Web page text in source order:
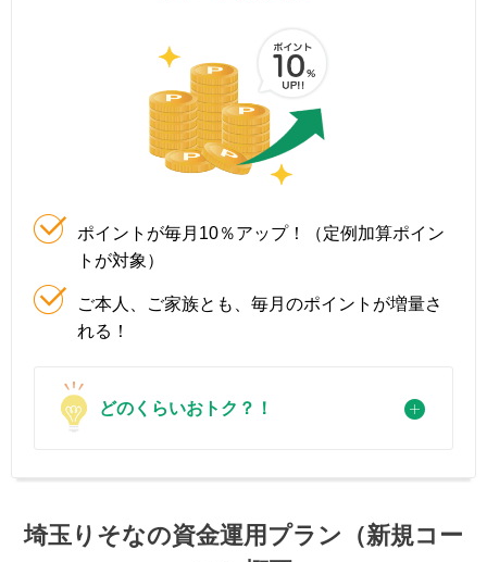
ポイントが毎月10％アップ！（定例加算ポイン
トが対象）
ご本人、ご家族とも、毎月のポイントが増量さ
れる！
どのくらいおトク？！
埼玉りそなの資金運用プラン（新規コー